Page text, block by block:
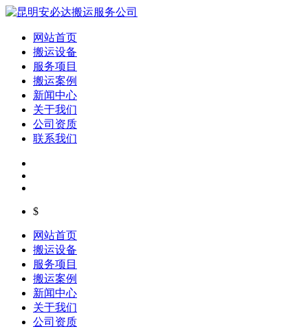
网站首页
搬运设备
服务项目
搬运案例
新闻中心
关于我们
公司资质
联系我们
$
网站首页
搬运设备
服务项目
搬运案例
新闻中心
关于我们
公司资质